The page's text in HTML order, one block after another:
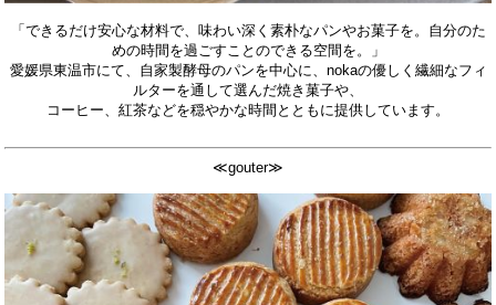
「できるだけ安心な材料で、味わい深く素朴なパンやお菓子を。自分のた
めの時間を過ごすことのできる空間を。」
愛媛県東温市にて、自家製酵母のパンを中心に、nokaの優しく繊細なフィ
ルターを通して選んだ焼き菓子や、
コーヒー、紅茶などを穏やかな時間とともに提供しています。
≪gouter≫